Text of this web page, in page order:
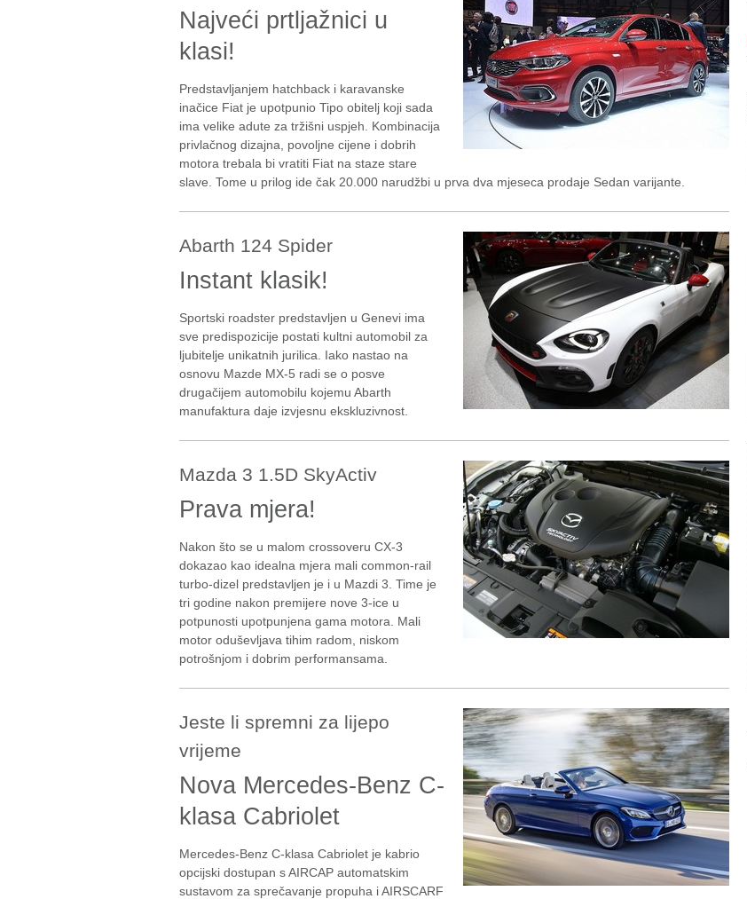
Najveći prtljažnici u
klasi!
Predstavljanjem hatchback i karavanske
inačice Fiat je upotpunio Tipo obitelj koji sada
ima velike adute za tržišni uspjeh. Kombinacija
privlačnog dizajna, povoljne cijene i dobrih
motora trebala bi vratiti Fiat na staze stare
slave. Tome u prilog ide čak 20.000 narudžbi u prva dva mjeseca prodaje Sedan varijante.
Abarth 124 Spider
Instant klasik!
Sportski roadster predstavljen u Genevi ima
sve predispozicije postati kultni automobil za
ljubitelje unikatnih jurilica. Iako nastao na
osnovu Mazde MX-5 radi se o posve
drugačijem automobilu kojemu Abarth
manufaktura daje izvjesnu ekskluzivnost.
Mazda 3 1.5D SkyActiv
Prava mjera!
Nakon što se u malom crossoveru CX-3
dokazao kao idealna mjera mali common-rail
turbo-dizel predstavljen je i u Mazdi 3. Time je
tri godine nakon premijere nove 3-ice u
potpunosti upotpunjena gama motora. Mali
motor oduševljava tihim radom, niskom
potrošnjom i dobrim performansama.
Jeste li spremni za lijepo
vrijeme
Nova Mercedes-Benz C-
klasa Cabriolet
Mercedes-Benz C-klasa Cabriolet je kabrio
opcijski dostupan s AIRCAP automatskim
sustavom za sprečavanje propuha i AIRSCARF